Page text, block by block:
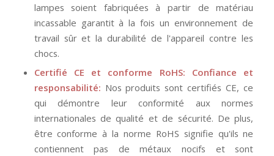
lampes soient fabriquées à partir de matériau
incassable garantit à la fois un environnement de
travail sûr et la durabilité de l'appareil contre les
chocs.
Certifié CE et conforme RoHS: Confiance et
responsabilité: Nos produits sont certifiés CE, ce
qui démontre leur conformité aux normes
internationales de qualité et de sécurité. De plus,
être conforme à la norme RoHS signifie qu'ils ne
contiennent pas de métaux nocifs et sont